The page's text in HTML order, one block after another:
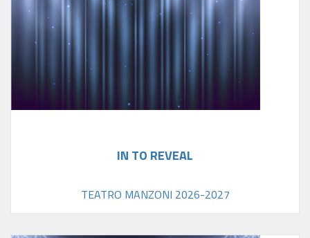
IN TO REVEAL
TEATRO MANZONI 2026-2027